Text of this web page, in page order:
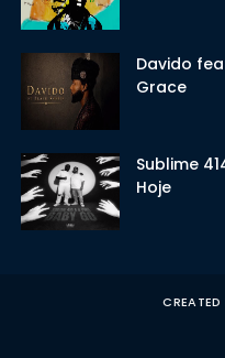
Davido
Grace
Sublime
Hoje
CREATED